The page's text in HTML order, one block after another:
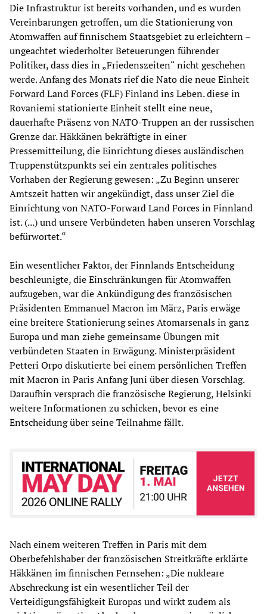
Die Infrastruktur ist bereits vorhanden, und es wurden
Vereinbarungen getroffen, um die Stationierung von
Atomwaffen auf finnischem Staatsgebiet zu erleichtern –
ungeachtet wiederholter Beteuerungen führender
Politiker, dass dies in „Friedenszeiten“ nicht geschehen
werde. Anfang des Monats rief die Nato die neue Einheit
Forward Land Forces (FLF) Finland ins Leben. diese in
Rovaniemi stationierte Einheit stellt eine neue,
dauerhafte Präsenz von NATO-Truppen an der russischen
Grenze dar. Häkkänen bekräftigte in einer
Pressemitteilung, die Einrichtung dieses ausländischen
Truppenstützpunkts sei ein zentrales politisches
Vorhaben der Regierung gewesen: „Zu Beginn unserer
Amtszeit hatten wir angekündigt, dass unser Ziel die
Einrichtung von NATO-Forward Land Forces in Finnland
ist. (...) und unsere Verbündeten haben unseren Vorschlag
befürwortet.“
Ein wesentlicher Faktor, der Finnlands Entscheidung
beschleunigte, die Einschränkungen für Atomwaffen
aufzugeben, war die Ankündigung des französischen
Präsidenten Emmanuel Macron im März, Paris erwäge
eine breitere Stationierung seines Atomarsenals in ganz
Europa und man ziehe gemeinsame Übungen mit
verbündeten Staaten in Erwägung. Ministerpräsident
Petteri Orpo diskutierte bei einem persönlichen Treffen
mit Macron in Paris Anfang Juni über diesen Vorschlag.
Daraufhin versprach die französische Regierung, Helsinki
weitere Informationen zu schicken, bevor es eine
Entscheidung über seine Teilnahme fällt.
Nach einem weiteren Treffen in Paris mit dem
Oberbefehlshaber der französischen Streitkräfte erklärte
Häkkänen im finnischen Fernsehen: „Die nukleare
Abschreckung ist ein wesentlicher Teil der
Verteidigungsfähigkeit Europas und wirkt zudem als